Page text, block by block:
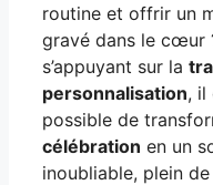
routine et offrir un
gravé dans le cœur
s’appuyant sur la
personnalisation, il
possible de
célébration en un
inoubliable, plein de